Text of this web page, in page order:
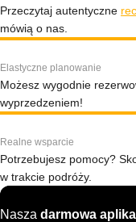
Przeczytaj autentyczne
mówią o nas.
Elastyczne planowanie
Możesz wygodnie
wyprzedzeniem!
Realne wsparcie
Potrzebujesz pomocy?
w trakcie podróży.
Nasza darmowa